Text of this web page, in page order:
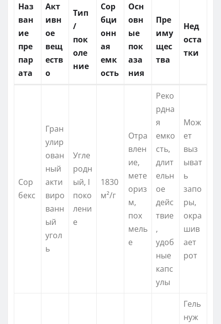
Наз
ван
ие
пре
пар
ата
Акт
ивн
ое
вещ
еств
о
Тип
/
пок
оле
ние
Сор
бци
онн
ая
емк
ость
Осн
овн
ые
пок
аза
ния
Пре
иму
щес
тва
Нед
оста
тки
Сор
бекс
Гран
улир
ован
ный
акти
виро
ванн
ый
угол
ь
Угле
родн
ый, I
поко
лени
е
1830
м²/г
Отра
влен
ие,
мете
ориз
м,
пох
мель
е
Реко
рдна
я
емко
сть,
длит
ельн
ое
дейс
твие
,
удоб
ные
капс
улы
Мож
ет
выз
ыват
ь
запо
ры,
окра
шив
ает
рот
Гель
нуж